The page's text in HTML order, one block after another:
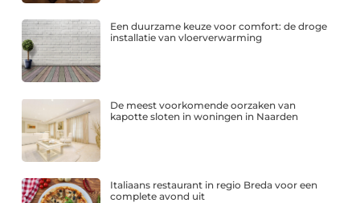
Een duurzame keuze voor comfort: de droge
installatie van vloerverwarming
De meest voorkomende oorzaken van
kapotte sloten in woningen in Naarden
Italiaans restaurant in regio Breda voor een
complete avond uit